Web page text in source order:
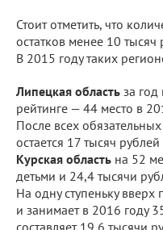
Стоит отметить, что
остатков менее 10 тысяч
В 2015 году таких
Липецкая область за
рейтинге — 44 место в
После всех
остается 17 тысяч
Курская область на 52
детьми и 24,4 тысячи
На одну ступеньку вверх
и занимает в 2016 году
составляет 19,6 тысячи